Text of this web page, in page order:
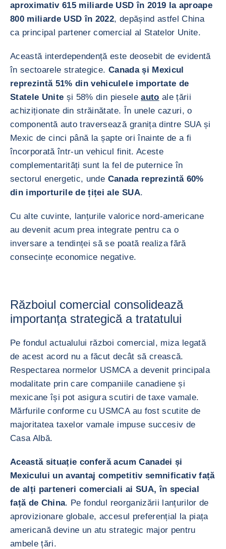
aproximativ 615 miliarde USD în 2019 la aproape
800 miliarde USD în 2022, depășind astfel China
ca principal partener comercial al Statelor Unite.
Această interdependență este deosebit de evidentă
în sectoarele strategice. Canada și Mexicul
reprezintă 51% din vehiculele importate de
Statele Unite și 58% din pieseleauto ale țării
achiziționate din străinătate. În unele cazuri, o
componentă auto traversează granița dintre SUA și
Mexic de cinci până la șapte ori înainte de a fi
încorporată într-un vehicul finit. Aceste
complementarități sunt la fel de puternice în
sectorul energetic, unde Canada reprezintă 60%
din importurile de țiței ale SUA.
Cu alte cuvinte, lanțurile valorice nord-americane
au devenit acum prea integrate pentru ca o
inversare a tendinței să se poată realiza fără
consecințe economice negative.
Războiul comercial consolidează
importanța strategică a tratatului
Pe fondul actualului război comercial, miza legată
de acest acord nu a făcut decât să crească.
Respectarea normelor USMCA a devenit principala
modalitate prin care companiile canadiene și
mexicane își pot asigura scutiri de taxe vamale.
Mărfurile conforme cu USMCA au fost scutite de
majoritatea taxelor vamale impuse succesiv de
Casa Albă.
Această situație conferă acum Canadei și
Mexicului un avantaj competitiv semnificativ față
de alți parteneri comerciali ai SUA, în special
față de China. Pe fondul reorganizării lanțurilor de
aprovizionare globale, accesul preferențial la piața
americană devine un atu strategic major pentru
ambele țări.